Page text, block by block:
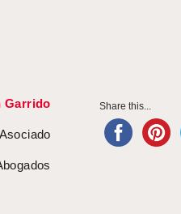
Garrido Share this...